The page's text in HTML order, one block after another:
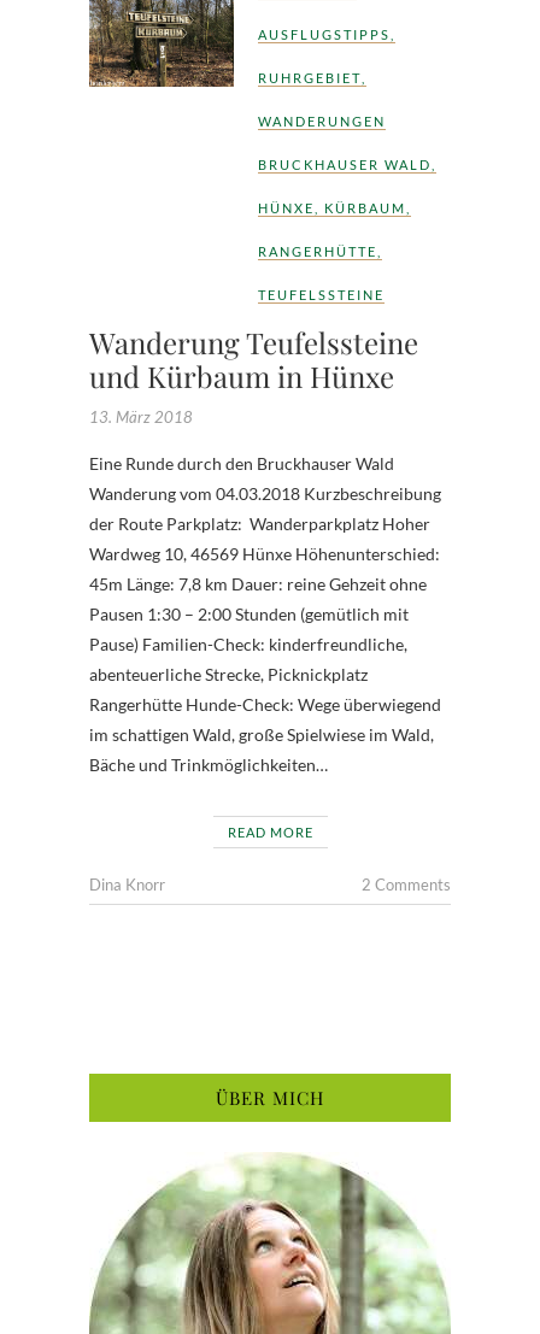
AUSFLUGSTIPPS
RUHRGEBIET
WANDERUNGEN
BRUCKHAUSER WALD
HÜNXE KÜRBAUM
RANGERHÜTTE
TEUFELSSTEINE
Wanderung Teufelssteine
und Kürbaum in Hünxe
13. März 2018
Eine Runde durch den Bruckhauser Wald
Wanderung vom 04.03.2018 Kurzbeschreibung
der Route Parkplatz: Wanderparkplatz Hoher
Wardweg 10, 46569 Hünxe Höhenunterschied:
45m Länge: 7,8 km Dauer: reine Gehzeit ohne
Pausen 1:30 – 2:00 Stunden (gemütlich mit
Pause) Familien-Check: kinderfreundliche,
abenteuerliche Strecke, Picknickplatz
Rangerhütte Hunde-Check: Wege überwiegend
im schattigen Wald, große Spielwiese im Wald,
Bäche und Trinkmöglichkeiten…
READ MORE
Dina Knorr 2 Comments
ÜBER MICH